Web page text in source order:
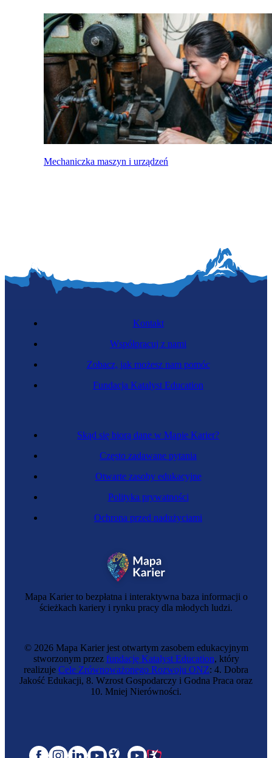
Mechaniczka maszyn i urządzeń
Mapa Karier to bezpłatna i interaktywna baza informacji o
ścieżkach kariery i rynku pracy dla młodych ludzi.
Skąd się biorą dane w Mapie Karier?
Często zadawane pytania
Otwarte zasoby edukacyjne
Polityka prywatności
Ochrona przed nadużyciami
Kontakt
Współpracuj z nami
Zobacz, jak możesz nam pomóc
Fundacja Katalyst Education
© 2026 Mapa Karier jest otwartym zasobem edukacyjnym
stworzonym przez fundację Katalyst Education, który
realizuje Cele Zrównoważonego Rozwoju ONZ: 4. Dobra
Jakość Edukacji, 8. Wzrost Gospodarczy i Godna Praca oraz
10. Mniej Nierówności.